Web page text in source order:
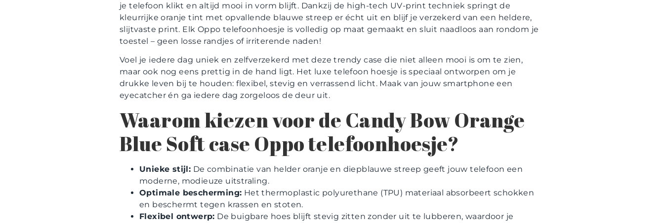
je telefoon klikt en altijd mooi in vorm blijft. Dankzij de high-tech UV-print techniek springt de
kleurrijke oranje tint met opvallende blauwe streep er écht uit en blijf je verzekerd van een heldere,
slijtvaste print. Elk Oppo telefoonhoesje is volledig op maat gemaakt en sluit naadloos aan rondom je
toestel – geen losse randjes of irriterende naden!
Voel je iedere dag uniek en zelfverzekerd met deze trendy case die niet alleen mooi is om te zien,
maar ook nog eens prettig in de hand ligt. Het luxe telefoon hoesje is speciaal ontworpen om je
drukke leven bij te houden: flexibel, stevig en verrassend licht. Maak van jouw smartphone een
eyecatcher én ga iedere dag zorgeloos de deur uit.
Waarom kiezen voor de Candy Bow Orange
Blue Soft case Oppo telefoonhoesje?
Unieke stijl: De combinatie van helder oranje en diepblauwe streep geeft jouw telefoon een
moderne, modieuze uitstraling.
Optimale bescherming: Het thermoplastic polyurethane (TPU) materiaal absorbeert schokken
en beschermt tegen krassen en stoten.
Flexibel ontwerp: De buigbare hoes blijft stevig zitten zonder uit te lubberen, waardoor je